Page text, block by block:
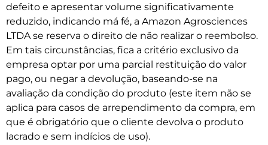
defeito e apresentar volume significativamente
reduzido, indicando má fé, a Amazon Agrosciences
LTDA se reserva o direito de não realizar o reembolso.
Em tais circunstâncias, fica a critério exclusivo da
empresa optar por uma parcial restituição do valor
pago, ou negar a devolução, baseando-se na
avaliação da condição do produto (este item não se
aplica para casos de arrependimento da compra, em
que é obrigatório que o cliente devolva o produto
lacrado e sem indícios de uso).